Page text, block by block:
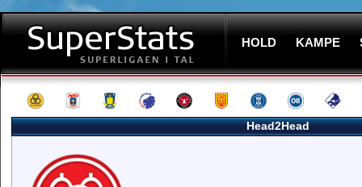
HOLD KAMPE
Head2Head